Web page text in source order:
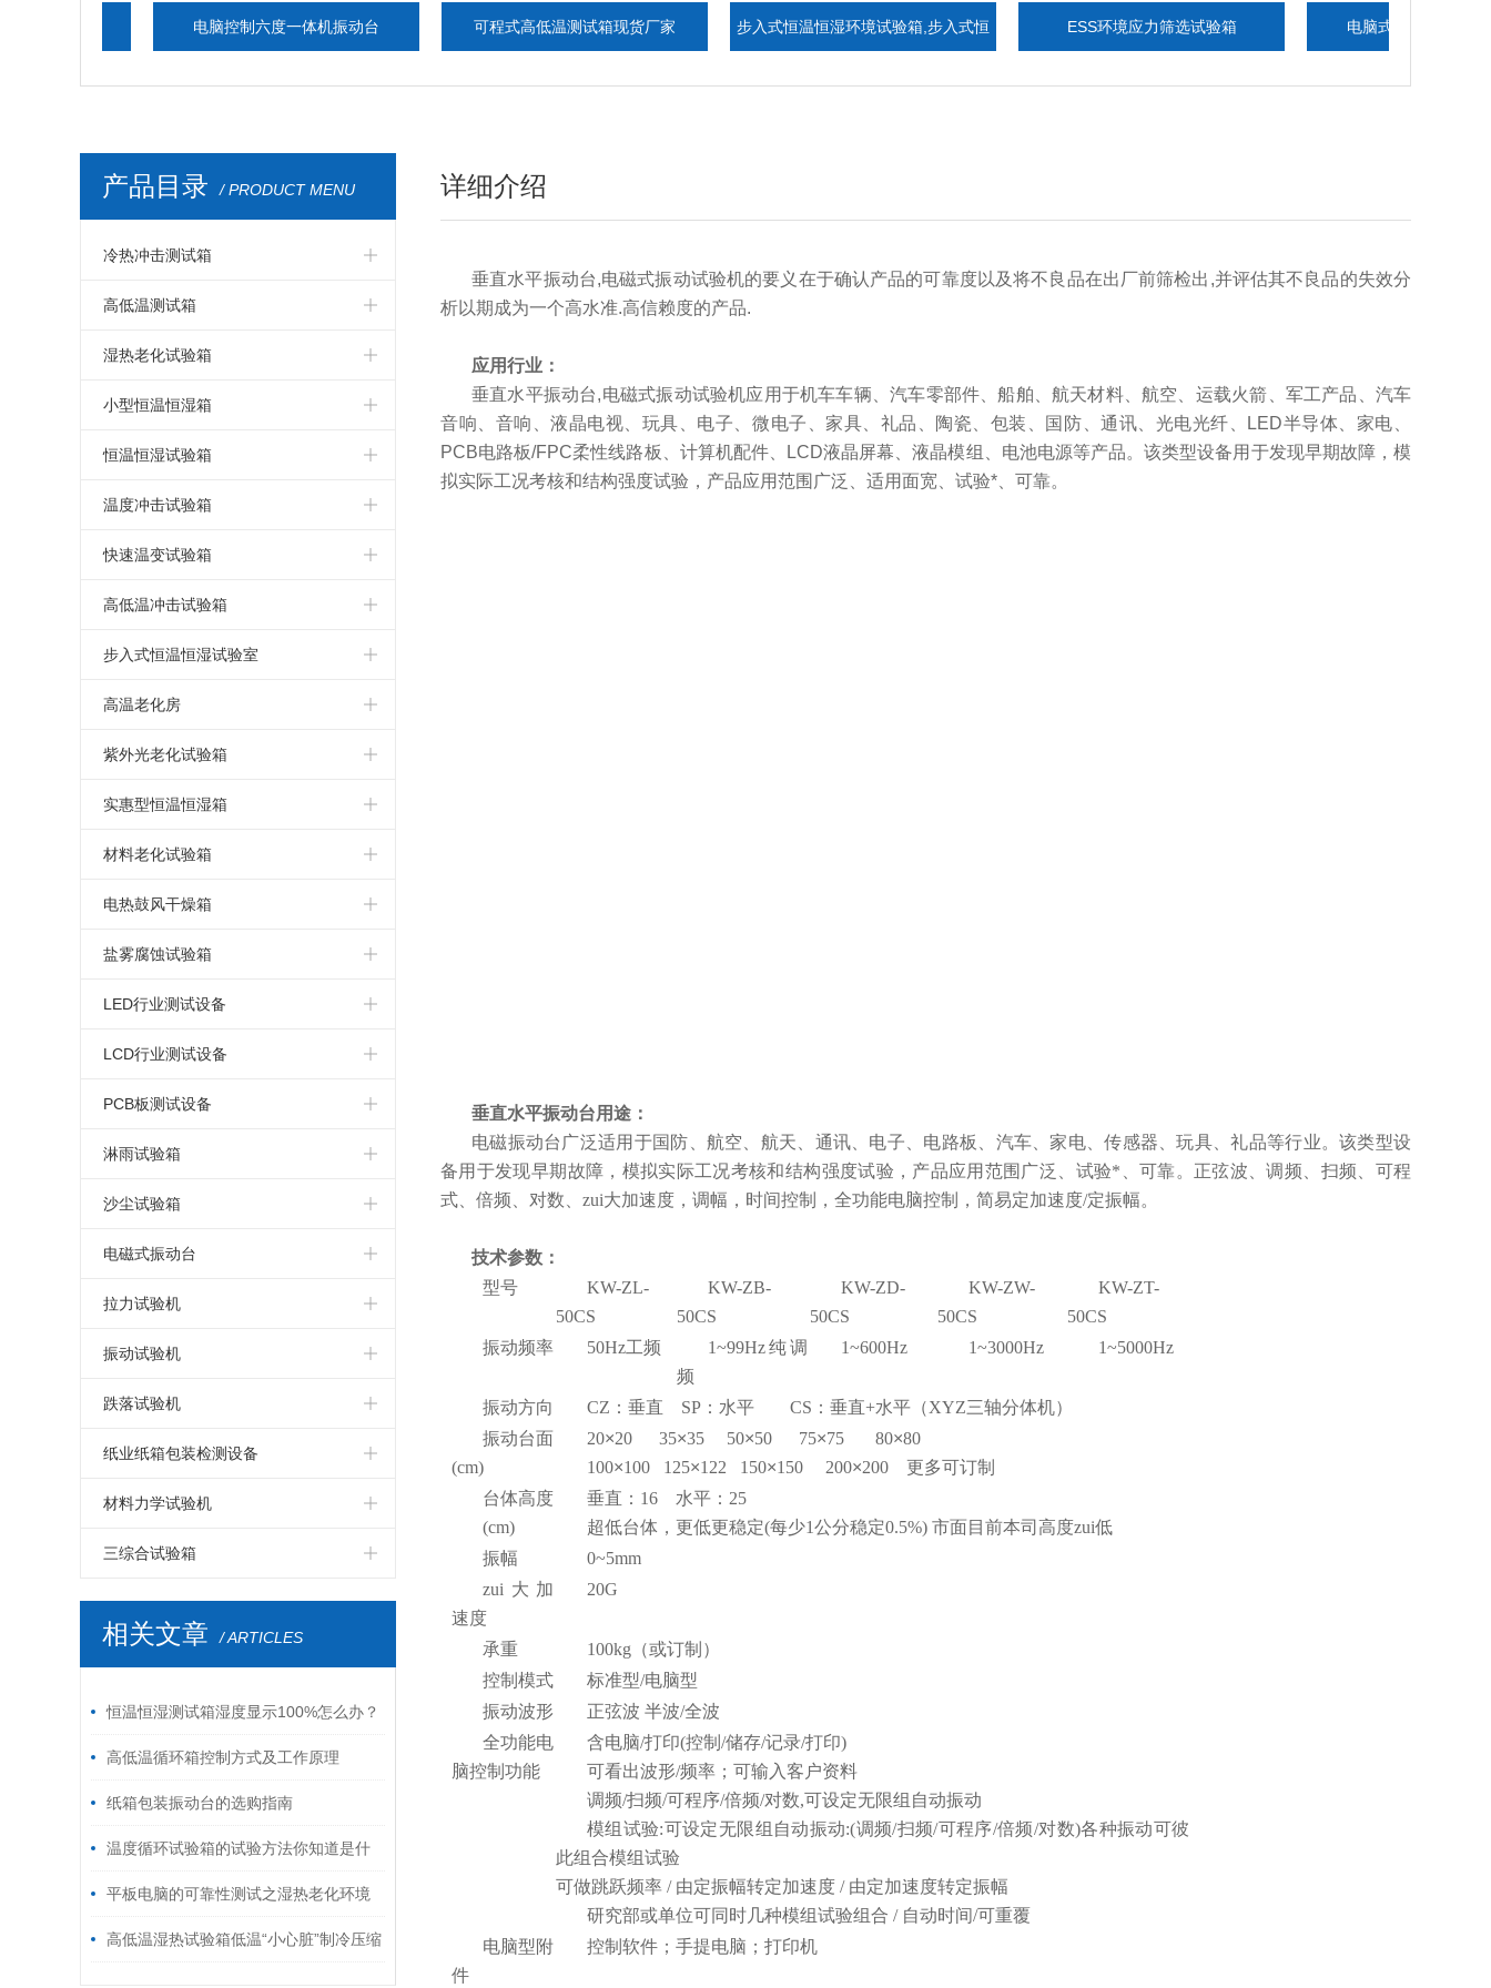
电脑控制六度一体机振动台 可程式高低温测试箱现货厂家 步入式恒温恒湿环境试验箱,步入式恒 ESS环境应力筛选试验箱 电脑式六度一体电磁振动台
产品目录 / PRODUCT MENU
冷热冲击测试箱
冷热冲击箱
冷热冲击测试箱
冷热冲击试验箱
冷热冲击试验机
小型冷热冲击试验箱
三箱冷热冲击试验箱
两箱冷热冲击试验箱
高低温测试箱
高低温测试箱
高低温试验箱
高低温测试仪器
高低温试验机
可程式高低温试验箱
高低温交变试验箱
高低温循环试验箱
高低温恒温试验箱
高低温老化试验箱
高低温箱
湿热老化试验箱
湿热老化试验箱
交变湿热试验箱
湿热老化测试箱
高低温交变湿热试验箱
高低温湿热老化试验箱
小型恒温恒湿箱
小型温湿度试验箱
小型恒温恒湿试验箱
小型高低温试验箱
立式恒温恒湿试验箱
恒温恒湿试验箱
恒温恒湿箱
恒温恒湿试验箱
恒温恒湿测试箱
恒温恒湿试验机
小型恒温恒湿箱
温湿度试验箱
可程式恒温恒湿箱
低湿型恒温恒湿箱
恒温恒湿箱价格
恒温恒湿箱厂家
温度冲击试验箱
温度冲击试验箱
温度冲击试验机
温度冲击测试箱
温度冲击测试机
快速温变试验箱
温度循环试验箱
快速温变试验箱
应力筛选试验箱
快速温变试验箱
高低温冲击试验箱
高低温冲击试验箱
高低温冲击试验机
高低温冲击测试箱
高低温冲击测试机
步入式恒温恒湿试验室
步入式恒温恒湿试验室
恒温恒湿实验室
步入式高低温试验室
大型恒温恒湿房
高温老化房
高温老化房
高温老化室
步入式老化房
紫外光老化试验箱
紫外光老化试验箱
紫外线耐候试验箱
UV光老化试验箱
实惠型恒温恒湿箱
小型恒温恒湿箱
简单恒温恒湿箱
实惠型恒温恒湿箱
简易式恒温恒湿箱
材料老化试验箱
UV紫外线老化测试仪
湿热老化试验箱
高温老化试验箱
氙弧灯老化试验箱
蒸汽老化试验箱
换气老化试验箱
高温老化箱
电热鼓风干燥箱
高温烤箱
电热鼓风干燥箱
指针式电热鼓风干燥箱
真空干燥箱
电热恒温干燥箱
高温马弗炉
盐雾腐蚀试验箱
标准型盐水喷雾试验箱
连续式盐雾腐蚀试验箱
可程式盐水喷雾试验机
LED行业测试设备
LED高低温试验箱
LED高低温湿热试验箱
LED高低温湿热老化试验箱
LED恒温恒湿试验箱
LED高低温冷热冲击试验箱
LED高低温冲击试验箱
LED高温老化箱
LED紫外光老化试验箱
LED步入式恒温恒湿试验室
LED高温老化房
LED跌落试验机
LCD行业测试设备
LCD高低温试验箱
LCD高低温湿热试验箱
LCD湿热老化试验箱
LCD恒温恒湿试验箱
LCD冷热冲击试验箱
LCD高低温冲击试验箱
LCD高温老化箱
LCD紫外光老化试验箱
LCD步入式恒温恒湿试验室
LCD高温老化房
LCD包装运输振动台
PCB板测试设备
PCB高低温测试箱
PCB电路板湿热老化试验箱
PCB板恒温恒湿试验箱
PCB板冷热冲击试验箱
电路板高低温冲击试验箱
PCB电路板高温老化箱
电路板紫外光老化试验箱
PCB板步入式恒温恒湿试验室
PCB电路板高温老化房
PCB电路板鼓风干燥箱
淋雨试验箱
淋雨试验箱
沙尘试验箱
沙尘试验箱
电磁式振动台
电磁振动台
电磁吸合式振动台
垂直水平振动试验机
电脑式电磁振动台
四度空间一体振动台
六度空间一体振动台
拉力试验机
桌上型拉力试验机
微电脑拉力试验机
电脑式拉力试验机
伺服控制拉力试验机
高低温拉力试验机
振动试验机
模拟运输振动试验台
机械振动试验机
电磁式扫频振动台
跌落试验机
单臂跌落试验机
双臂跌落试验机
自由跌落试验机
纸业纸箱包装检测设备
纸箱抗压试验机
破裂强度试验机
环压强度试验机
跌落试验机
油墨脱色试验机
材料力学试验机
鞋材检测试验机
线材弯折试验机
插拔力试验机
按键寿命试验机
三综合试验箱
温湿度振动三综合试验箱
相关文章 / ARTICLES
恒温恒湿测试箱湿度显示100%怎么办？
高低温循环箱控制方式及工作原理
纸箱包装振动台的选购指南
温度循环试验箱的试验方法你知道是什
么吗？方法有哪些？
平板电脑的可靠性测试之湿热老化环境
试验高低温湿热试验箱低温“小心脏”制冷压缩
详细介绍
垂直水平振动台,电磁式振动试验机的要义在于确认产品的可靠度以及将不良品在出厂前筛检出,并评估其不良品的失效分
析以期成为一个高水准.高信赖度的产品.
应用行业：
垂直水平振动台,电磁式振动试验机应用于机车车辆、汽车零部件、船舶、航天材料、航空、运载火箭、军工产品、汽车
音响、音响、液晶电视、玩具、电子、微电子、家具、礼品、陶瓷、包装、国防、通讯、光电光纤、LED半导体、家电、
PCB电路板/FPC柔性线路板、计算机配件、LCD液晶屏幕、液晶模组、电池电源等产品。该类型设备用于发现早期故障，模
拟实际工况考核和结构强度试验，产品应用范围广泛、适用面宽、试验*、可靠。
垂直水平振动台用途：
电磁振动台广泛适用于国防、航空、航天、通讯、电子、电路板、汽车、家电、传感器、玩具、礼品等行业。该类型设
备用于发现早期故障，模拟实际工况考核和结构强度试验，产品应用范围广泛、试验*、可靠。正弦波、调频、扫频、可程
式、倍频、对数、zui大加速度，调幅，时间控制，全功能电脑控制，简易定加速度/定振幅。
技术参数：
型号
KW-ZL-
50CS
KW-ZB-
50CS
KW-ZD-
50CS
KW-ZW-
50CS
KW-ZT-
50CS
振动频率
50Hz工频
1~99Hz纯调
频
1~600Hz 1~3000Hz 1~5000Hz
振动方向
CZ：垂直 SP：水平 CS：垂直+水平（XYZ三轴分体机）
振动台面
(cm)
20×20 35×35 50×50 75×75 80×80
100×100 125×122 150×150 200×200 更多可订制
台体高度
(cm)
垂直：16 水平：25
超低台体，更低更稳定(每少1公分稳定0.5%) 市面目前本司高度zui低
振幅
0~5mm
zui大加
速度
20G
承重
100kg（或订制）
控制模式
标准型/电脑型
振动波形
正弦波 半波/全波
全功能电
脑控制功能
含电脑/打印(控制/储存/记录/打印)
可看出波形/频率；可输入客户资料
调频/扫频/可程序/倍频/对数,可设定无限组自动振动
模组试验:可设定无限组自动振动:(调频/扫频/可程序/倍频/对数)各种振动可彼
此组合模组试验
可做跳跃频率 / 由定振幅转定加速度 / 由定加速度转定振幅
研究部或单位可同时几种模组试验组合 / 自动时间/可重覆
电脑型附
件
控制软件；手提电脑；打印机